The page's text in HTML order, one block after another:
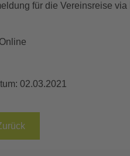
für die Vereinsreise via
02.03.2021